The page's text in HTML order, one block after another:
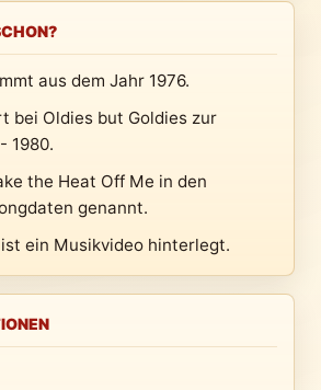
aus dem Jahr 1976.
bei Oldies but Goldies zur
1980.
the Heat Off Me in den
genannt.
ein Musikvideo hinterlegt.